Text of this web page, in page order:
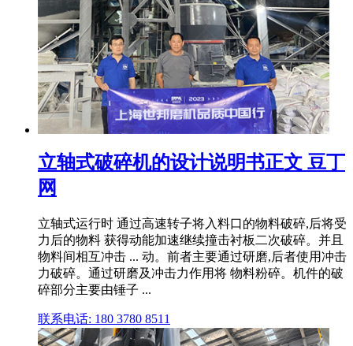
立轴式破碎机的设计说明书正文 豆丁
网
立轴式运行时 通过高速转子将入料口的物料破碎,后将受
力后的物料 获得动能加速继续撞击衬板二次破碎。并且
物料间相互冲击 ... 动。前者主要通过研磨,后者使用冲击
力破碎。通过研磨及冲击力作用将 物料粉碎。机件的破
碎部分主要由锤子 ...
联系电话: 180 3780 8511